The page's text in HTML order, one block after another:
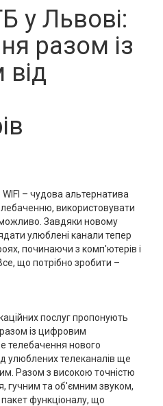
у Львові:
разом із
від
– чудова альтернатива
використовувати
Завдяки новому
улюблені канали тепер
починаючи з комп'ютерів і
що потрібно зробити –
послуг пропонують
разом із цифровим
телебачення нового
улюблених телеканалів ще
Разом з високою точністю
гучним та об'ємним звуком,
функціоналу, що